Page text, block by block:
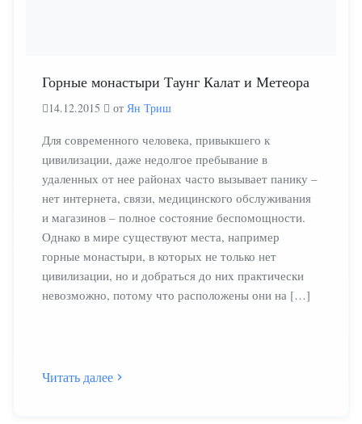
Горные монастыри Таунг Калат и Метеора
14.12.2015 от Ян Триш
Для современного человека, привыкшего к
цивилизации, даже недолгое пребывание в
удаленных от нее районах часто вызывает панику –
нет интернета, связи, медицинского обслуживания
и магазинов – полное состояние беспомощности.
Однако в мире существуют места, например
горные монастыри, в которых не только нет
цивилизации, но и добраться до них практически
невозможно, потому что расположены они на […]
Читать далее